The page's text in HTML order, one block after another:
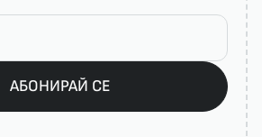
АБОНИРАЙ СЕ